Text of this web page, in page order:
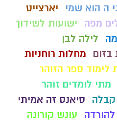
ה הוא שמי
יארצייט
מפה
ישועות לשידוך
לילה לבן
בזום
מחלות רוחניות
לימוד ספר הזוהר
מתי לומדים זוהר
קבלה
סיאנס זה אמיתי
עונש קורונה